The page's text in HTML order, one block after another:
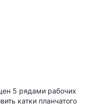
5 рядами рабочих
катки планчатого